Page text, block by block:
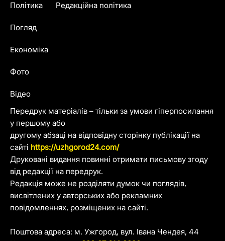
Передрук матеріалів – тільки за умови гіперпосилання
у першому або
другому абзаці на відповідну сторінку публікації на
сайті https://uzhgorod24.com/
Друковані видання повинні отримати письмову згоду
від редакції на передрук.
Редакція може не розділяти думок чи поглядів,
висвітлених у авторських або рекламних
повідомленнях, розміщених на сайті.
Поштова адреса: м. Ужгород, вул. Івана Чендея, 44
Політика
Погляд
Економіка
Фото
Відео
Редакційна політика